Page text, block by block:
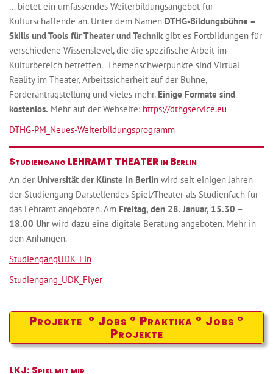
… bietet ein umfassendes Weiterbildungsangebot für
Kulturschaffende an. Unter dem Namen DTHG-Bildungsbühne –
Skills und Tools für Theater und Technik gibt es Fortbildungen für
verschiedene Wissenslevel, die die spezifische Arbeit im
Kulturbereich betreffen. Themenschwerpunkte sind Virtual
Reality im Theater, Arbeitssicherheit auf der Bühne,
Förderantragstellung und vieles mehr. Einige Formate sind
kostenlos. Mehr auf der Webseite: https://dthgservice.eu
DTHG-PM_Neues-Weiterbildungsprogramm
Studiengang LEHRAMT THEATER in Berlin
An der Universität der Künste in Berlin wird seit einigen Jahren
der Studiengang Darstellendes Spiel/Theater als Studienfach für
das Lehramt angeboten. Am Freitag, den 28. Januar, 15.30 –
18.00 Uhrwird dazu eine digitale Beratung angeboten. Mehr in
den Anhängen.
StudiengangUDK_Ein
Studiengang_UDK_Flyer
Projekte ° Jobs ° Praktika ° Jobs °
Projekte
LKJ: Spiel mit mir